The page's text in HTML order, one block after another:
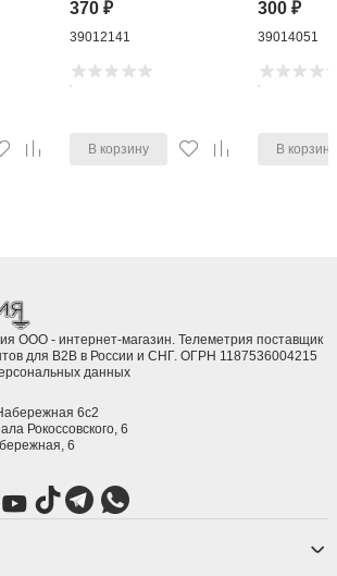
370₽
39012141
В корзину
300₽
39014051
В корзину
ООО - интернет-магазин. Телеметрия поставщик
для B2B в России и СНГ. ОГРН 1187536004215
данных
6с2
Рокоссовского, 6
6